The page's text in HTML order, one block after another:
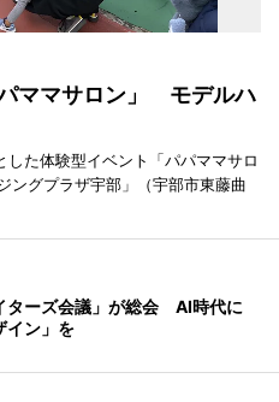
ママサロン」 モデルハ
た体験型イベント「パパママサロ
ングプラザ宇部」（宇部市東藤曲
ターズ会議」が総会 AI時代に
イン」を